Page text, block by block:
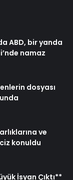
ABD, bir yanda
namaz
dosyası
ve
konuldu
İsyan Çıktı**